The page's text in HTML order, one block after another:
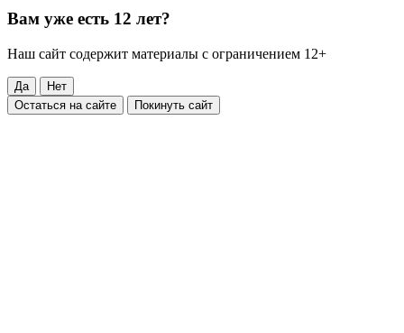
Вам уже есть 12 лет?
Наш сайт содержит материалы с ограничением 12+
Да
Нет
Остаться на сайте
Покинуть сайт